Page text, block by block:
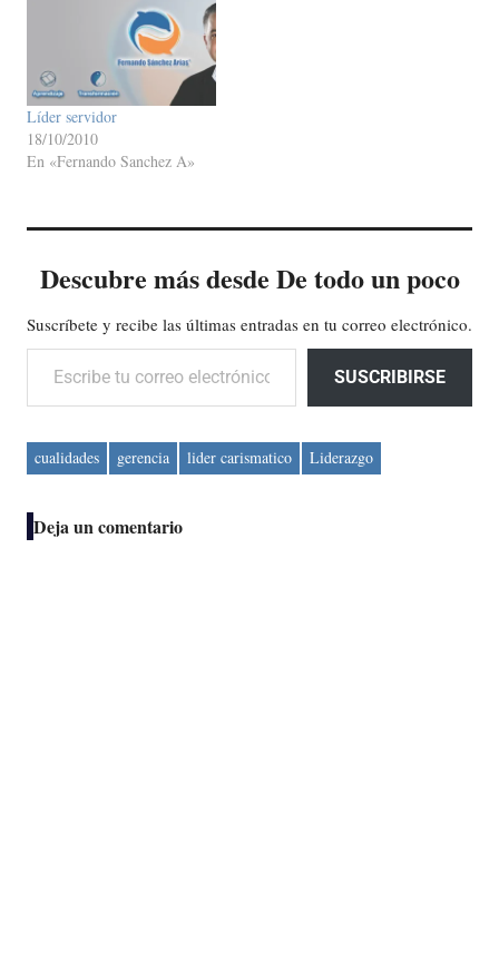
la razón para dejar la
compañía, de acuerdo…
Líder servidor
18/10/2010
En «Fernando Sanchez A»
Descubre más desde De todo un poco
Suscríbete y recibe las últimas entradas en tu correo electrónico.
Escribe tu correo electrónico…
SUSCRIBIRSE
cualidades gerencia lider carismatico Liderazgo
Deja un comentario